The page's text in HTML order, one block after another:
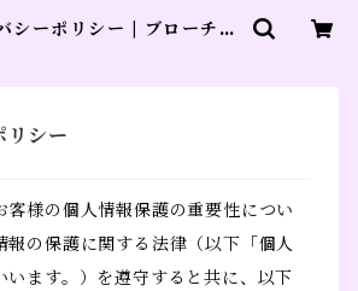
シーポリシー | ブローチの
リシー
客様の個人情報保護の重要性につい
報の保護に関する法律（以下「個人
います。）を遵守すると共に、以下